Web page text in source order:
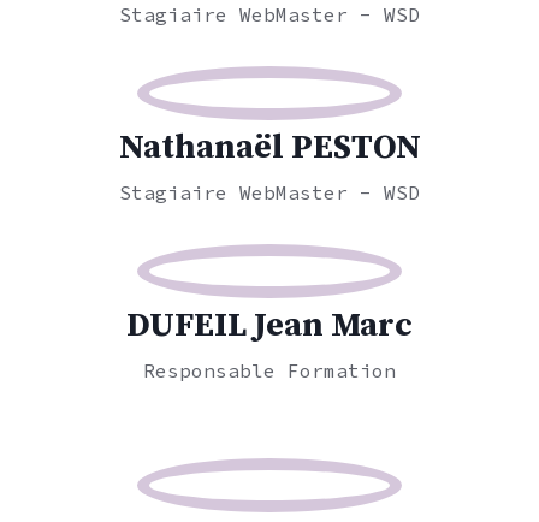
Stagiaire WebMaster - WSD
Nathanaël PESTON
Stagiaire WebMaster - WSD
DUFEIL Jean Marc
Responsable Formation